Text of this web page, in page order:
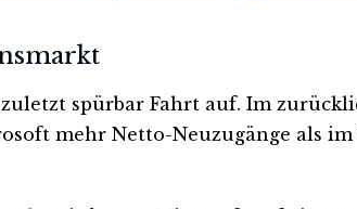
spürbar Fahrt auf. Im
mehr Netto-Neuzugänge als